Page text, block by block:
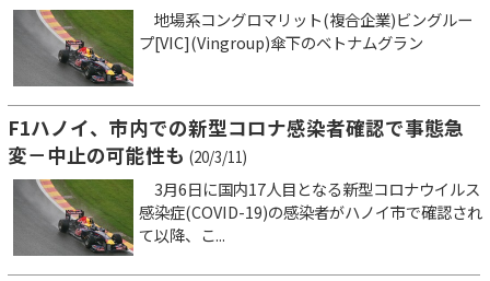
地場系コングロマリット(複合企業)ビングルー
プ[VIC](Vingroup)傘下のベトナムグラン
F1ハノイ、市内での新型コロナ感染者確認で事態急
変－中止の可能性も (20/3/11)
3月6日に国内17人目となる新型コロナウイルス
感染症(COVID-19)の感染者がハノイ市で確認され
て以降、こ...